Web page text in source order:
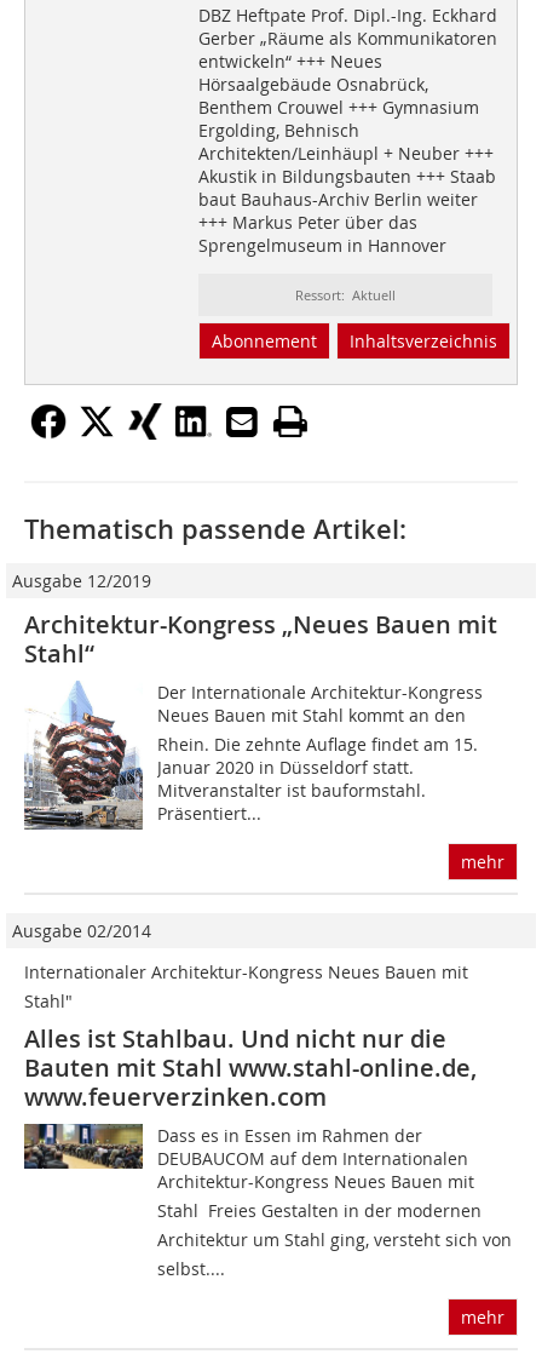
DBZ Heftpate Prof. Dipl.-Ing. Eckhard
Gerber „Räume als Kommunikatoren
entwickeln“ +++ Neues
Hörsaalgebäude Osnabrück,
Benthem Crouwel +++ Gymnasium
Ergolding, Behnisch
Architekten/Leinhäupl + Neuber +++
Akustik in Bildungsbauten +++ Staab
baut Bauhaus-Archiv Berlin weiter
+++ Markus Peter über das
Sprengelmuseum in Hannover
Ressort: Aktuell
Abonnement Inhaltsverzeichnis
Thematisch passende Artikel:
Ausgabe 12/2019
Architektur-Kongress „Neues Bauen mit
Stahl“
Der Internationale Architektur-Kongress
Neues Bauen mit Stahl kommt an den
Rhein. Die zehnte Auflage findet am 15.
Januar 2020 in Düsseldorf statt.
Mitveranstalter ist bauformstahl.
Präsentiert...
mehr
Ausgabe 02/2014
Internationaler Architektur-Kongress Neues Bauen mit
Stahl"
Alles ist Stahlbau. Und nicht nur die
Bauten mit Stahl www.stahl-online.de,
www.feuerverzinken.com
Dass es in Essen im Rahmen der
DEUBAUCOM auf dem Internationalen
Architektur-Kongress Neues Bauen mit
Stahl  Freies Gestalten in der modernen
Architektur um Stahl ging, versteht sich von
selbst....
mehr